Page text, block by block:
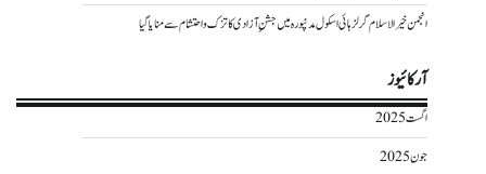
انجمن خیر الاسلام گرلز ہائی اسکول مدنپورہ میں جشنِ آزادی کا تزک و احتشام سے منایا گیا
آرکائیوز
اگست 2025
جون 2025